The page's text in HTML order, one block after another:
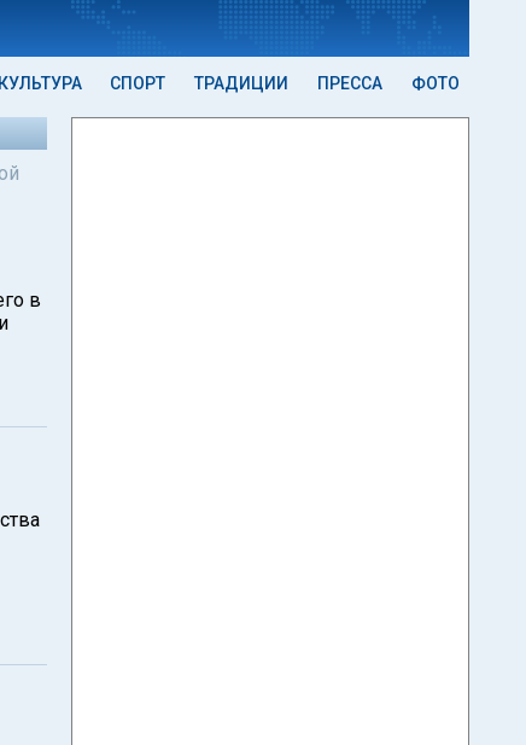
КУЛЬТУРА СПОРТ ТРАДИЦИИ ПРЕССА ФОТО
в